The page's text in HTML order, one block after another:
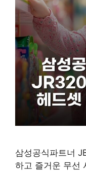
삼성공식파트너
하고 즐거운 무선